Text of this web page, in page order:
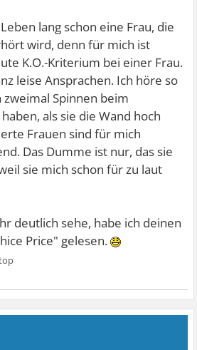
lang schon eine Frau, die
wird, denn für mich ist
K.O.-Kriterium bei einer Frau.
leise Ansprachen. Ich höre so
zweimal Spinnen beim
als sie die Wand hoch
Frauen sind für mich
Das Dumme ist nur, das sie
sie mich schon für zu laut
deutlich sehe, habe ich deinen
Price" gelesen.